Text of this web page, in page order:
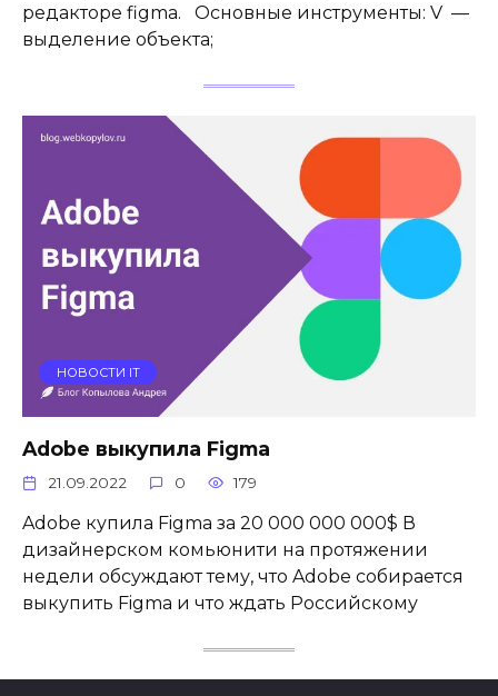
редакторе figma. Основные инструменты: V —
выделение объекта;
НОВОСТИ IT
Adobe выкупила Figma
21.09.2022 0 179
Adobe купила Figma за 20 000 000 000$ В
дизайнерском комьюнити на протяжении
недели обсуждают тему, что Adobe собирается
выкупить Figma и что ждать Российскому